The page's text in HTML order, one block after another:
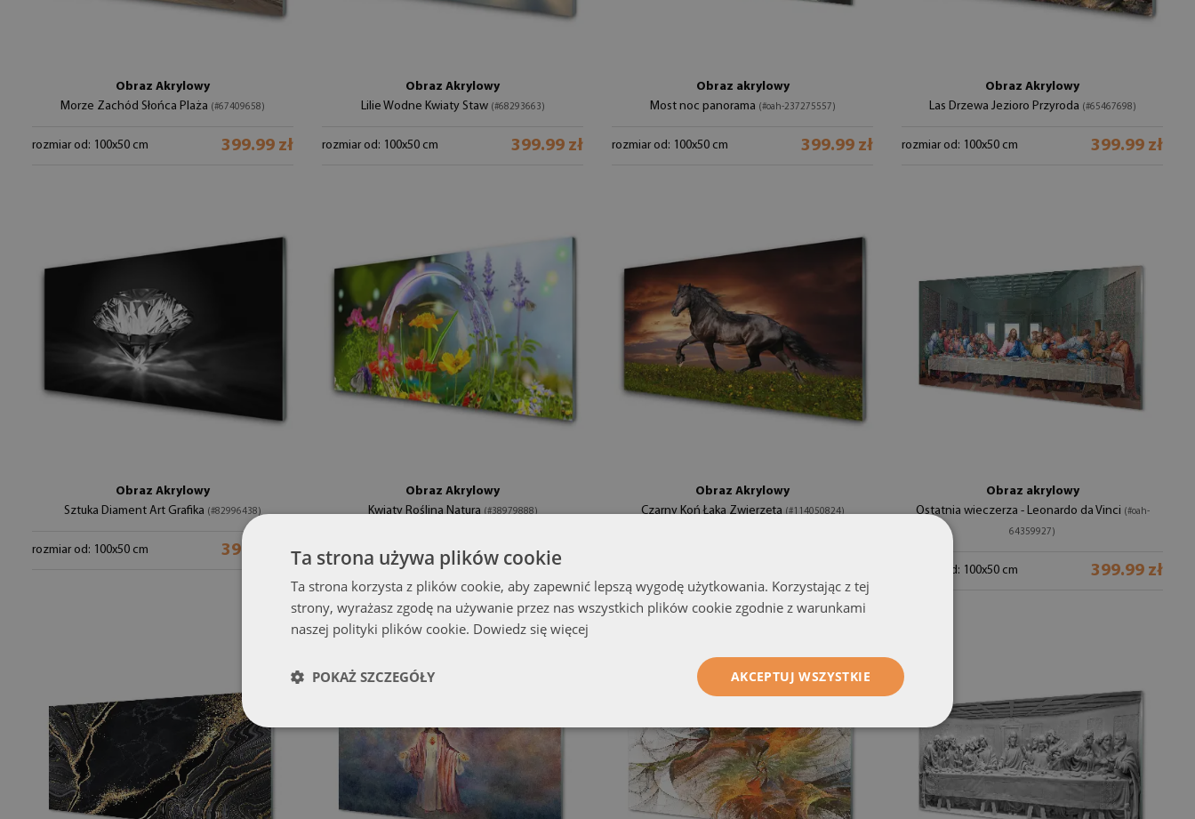
Obraz Akrylowy
Morze Zachód Słońca Plaża (#67409658)
rozmiar od: 100x50 cm 399.99 zł
Obraz Akrylowy
Lilie Wodne Kwiaty Staw (#68293663)
rozmiar od: 100x50 cm 399.99 zł
Obraz akrylowy
Most noc panorama (#oah-237275557)
rozmiar od: 100x50 cm 399.99 zł
Obraz Akrylowy
Las Drzewa Jezioro Przyroda (#65467698)
rozmiar od: 100x50 cm 399.99 zł
Obraz Akrylowy
Sztuka Diament Art Grafika (#82996438)
rozmiar od: 100x50 cm 399.99 zł
Obraz Akrylowy
Kwiaty Roślina Natura(#38979888)
rozmiar od: 100x50 cm 399.99 zł
Obraz Akrylowy
Czarny Koń Łąka Zwierzęta(#114050824)
Obraz akrylowy
Ostatnia wieczerza - Leonardo da Vinci (#oah-
64359927)
rozmiar od: 100x50 cm 399.99 zł
Ta strona używa plików cookie
Ta strona korzysta z plików cookie, aby zapewnić lepszą wygodę użytkowania. Korzystając z tej
strony, wyrażasz zgodę na używanie przez nas wszystkich plików cookie zgodnie z warunkami
naszej polityki plików cookie. Dowiedz się więcej
AKCEPTUJ WSZYSTKIE
POKAŻ SZCZEGÓŁY